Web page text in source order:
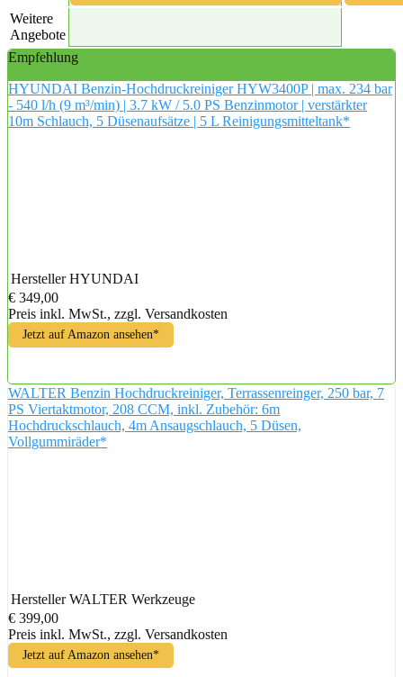
Weitere
Angebote
Empfehlung
HYUNDAI Benzin-Hochdruckreiniger HYW3400P | max. 234 bar
- 540 l/h (9 m³/min) | 3.7 kW / 5.0 PS Benzinmotor | verstärkter
10m Schlauch, 5 Düsenaufsätze | 5 L Reinigungsmitteltank*
Hersteller HYUNDAI
€ 349,00
Preis inkl. MwSt., zzgl. Versandkosten
Jetzt auf Amazon ansehen*
WALTER Benzin Hochdruckreiniger, Terrassenreinger, 250 bar, 7
PS Viertaktmotor, 208 CCM, inkl. Zubehör: 6m
Hochdruckschlauch, 4m Ansaugschlauch, 5 Düsen,
Vollgummiräder*
Hersteller WALTER Werkzeuge
€ 399,00
Preis inkl. MwSt., zzgl. Versandkosten
Jetzt auf Amazon ansehen*